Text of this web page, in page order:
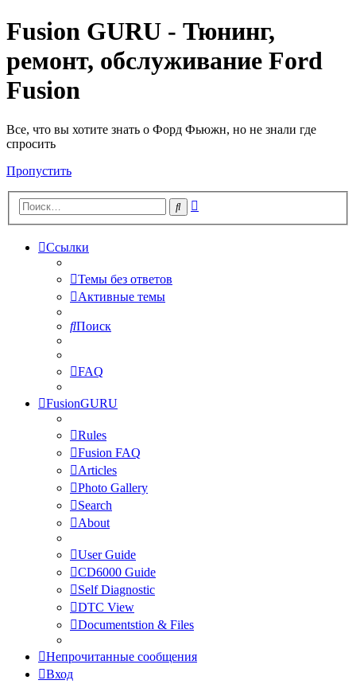
Fusion GURU - Тюнинг,
ремонт, обслуживание Ford
Fusion
Все, что вы хотите знать о Форд Фьюжн, но не знали где
спросить
Пропустить
Поиск
Ссылки
Темы без ответов
Активные темы
Поиск
FAQ
FusionGURU
Rules
Fusion FAQ
Articles
Photo Gallery
Search
About
User Guide
CD6000 Guide
Self Diagnostic
DTC View
Documentstion & Files
Непрочитанные сообщения
Вход